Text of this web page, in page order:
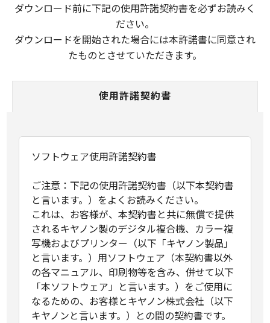
ダウンロード前に下記の使用許諾契約書を必ずお読みく
ださい。
ダウンロードを開始された場合には本許諾書に同意され
たものとさせていただきます。
使用許諾契約書
ソフトウェア使用許諾契約書
ご注意：下記の使用許諾契約書（以下本契約書
と言います。）をよくお読みください。
これは、お客様が、本契約書と共に無償で提供
されるキヤノン製のデジタル複合機、カラー複
写機およびプリンター（以下「キヤノン製品」
と言います。）用ソフトウェア（本契約書以外
の各マニュアル、印刷物等を含み、併せて以下
「本ソフトウェア」と言います。）をご使用に
なるための、お客様とキヤノン株式会社（以下
キヤノンと言います。）との間の契約書です。